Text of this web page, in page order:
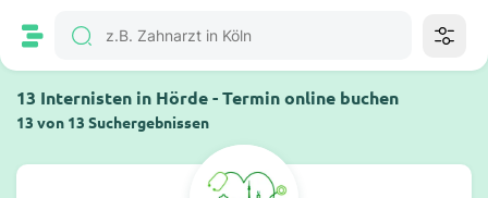
13 Internisten in Hörde - Termin online buchen
13 von 13 Suchergebnissen